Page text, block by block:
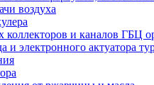
воздуха
и каналов ГБЦ
и электронного актуатора